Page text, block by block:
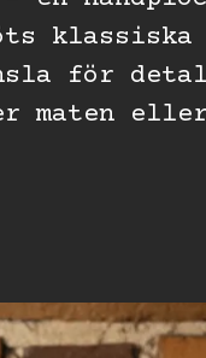
klassiska
för
maten